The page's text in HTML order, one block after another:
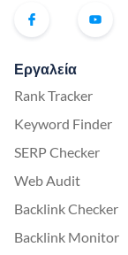
Εργαλεία
Rank Tracker
Keyword Finder
SERP Checker
Web Audit
Backlink Checker
Backlink Monitor